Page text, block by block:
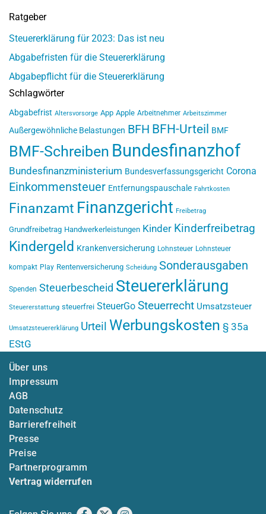
Ratgeber
Steuererklärung für 2023: Das ist neu
Abgabefristen für die Steuererklärung
Abgabepflicht für die Steuererklärung
Schlagwörter
Abgabefrist Altersvorsorge App Apple Arbeitnehmer Arbeitszimmer
Außergewöhnliche Belastungen BFH BFH-Urteil BMF
BMF-Schreiben Bundesfinanzhof
Bundesfinanzministerium Bundesverfassungsgericht Corona
Einkommensteuer Entfernungspauschale Fahrtkosten
Finanzamt Finanzgericht Freibetrag
Grundfreibetrag Handwerkerleistungen Kinder Kinderfreibetrag
Kindergeld Krankenversicherung Lohnsteuer Lohnsteuer
kompakt Play Rentenversicherung Scheidung Sonderausgaben
Spenden Steuerbescheid Steuererklärung
Steuererstattung steuerfrei SteuerGo Steuerrecht Umsatzsteuer
Umsatzsteuererklärung Urteil Werbungskosten § 35a
EStG
Über uns
Impressum
AGB
Datenschutz
Barrierefreiheit
Presse
Preise
Partnerprogramm
Vertrag widerrufen